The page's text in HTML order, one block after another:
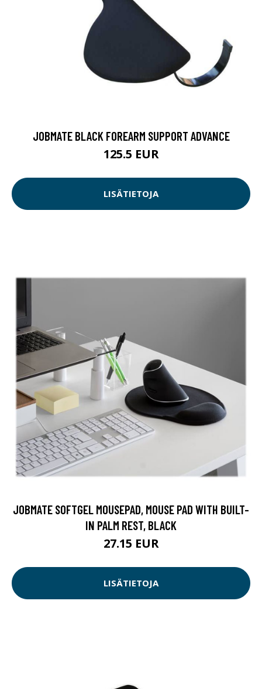
JOBMATE BLACK FOREARM SUPPORT ADVANCE
125.5 EUR
LISÄTIETOJA
JOBMATE SOFTGEL MOUSEPAD, MOUSE PAD WITH BUILT-
IN PALM REST, BLACK
27.15 EUR
LISÄTIETOJA